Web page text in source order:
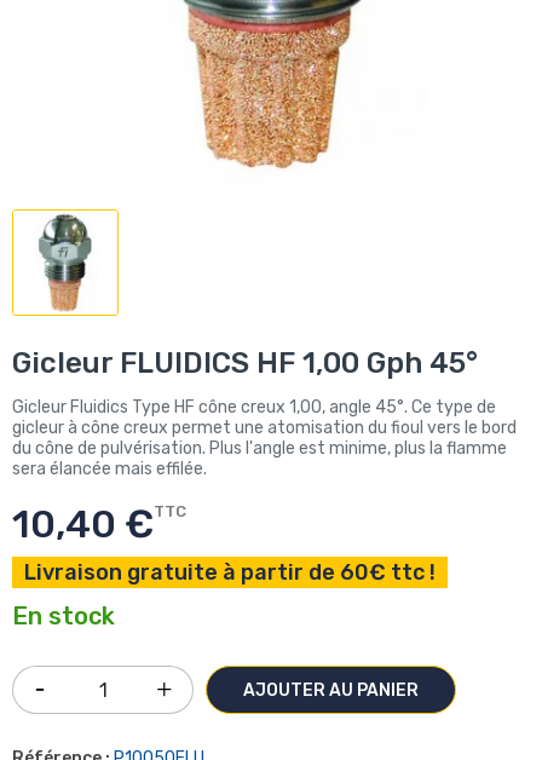
Gicleur FLUIDICS HF 1,00 Gph 45°
Gicleur Fluidics Type HF cône creux 1,00, angle 45°. Ce type de
gicleur à cône creux permet une atomisation du fioul vers le bord
du cône de pulvérisation. Plus l'angle est minime, plus la flamme
sera élancée mais effilée.
10,40 €TTC
Livraison gratuite à partir de 60€ ttc !
En stock
AJOUTER AU PANIER